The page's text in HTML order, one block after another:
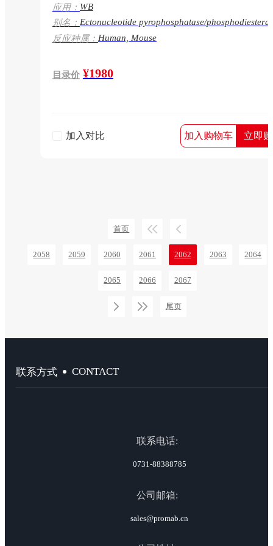
应用： WB
别名： Ectonucleotide pyrophosphatase/
family member 1, E-NPP 1, Lymphocyte antigen
Ly-41, Phosphodiesterase I/nucleotide
Nucleotide pyrophosphatase, NPPase, Enpp1,
反应种属： Human, Mouse
目录价 ¥1980
加入对比 加入购物车 立即
首页
2058 2059 2060 2061 2062 2063 2064
2065 2066 2067
尾页
联系方式 CONTACT
联系电话:
0731-88388785
公司邮箱:
sales@promab.cn